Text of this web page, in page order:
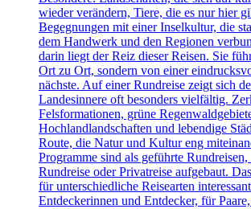
wieder verändern, Tiere, die es nur hier
Begegnungen mit einer Inselkultur, die
dem Handwerk und den Regionen
darin liegt der Reiz dieser Reisen. Sie
Ort zu Ort, sondern von einer
nächste. Auf einer Rundreise zeigt sich
Landesinnere oft besonders vielfältig.
Felsformationen, grüne
Hochlandlandschaften und lebendige
Route, die Natur und Kultur eng
Programme sind als geführte
Rundreise oder Privatreise aufgebaut.
für unterschiedliche Reisearten
Entdeckerinnen und Entdecker, für